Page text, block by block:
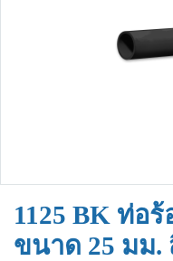
1125 BK ท่อ
ขนาด 25 มม.